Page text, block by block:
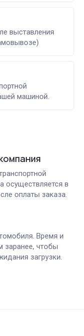
выставления
машиной.
осуществляется в
оплаты заказа.
Время и
заранее, чтобы
загрузки.